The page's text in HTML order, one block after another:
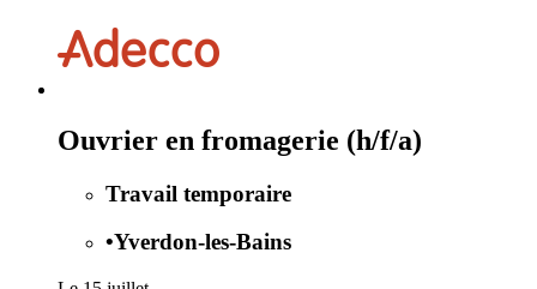
Ouvrier en fromagerie (h/f/a)
Travail temporaire
•Yverdon-les-Bains